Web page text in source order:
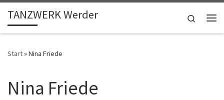
Zum Inhalt springen
TANZWERK Werder
Search
Start»Nina Friede
Nina Friede